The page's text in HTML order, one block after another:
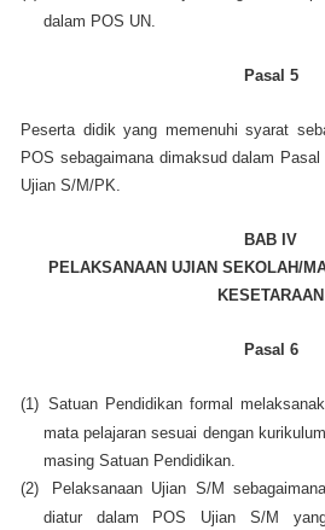
dalam POS UN.
Pasal 5
Peserta didik yang memenuhi syarat
POS sebagaimana dimaksud dalam
Ujian S/M/PK.
BAB IV
PELAKSANAAN UJIAN SEKOLAH/
KESETARAAN
Pasal 6
(1) Satuan Pendidikan formal
mata pelajaran sesuai dengan
masing Satuan Pendidikan.
(2)
Pelaksanaan Ujian S/M
diatur dalam POS Ujian S/M